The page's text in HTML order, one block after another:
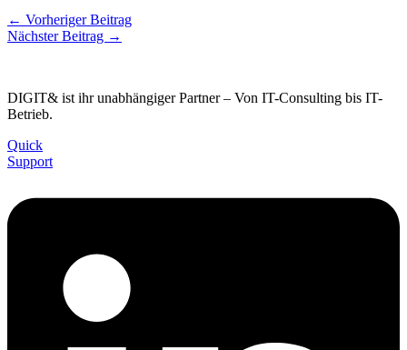
← Vorheriger Beitrag
Nächster Beitrag →
DIGIT& ist ihr unabhängiger Partner – Von IT-Consulting bis IT-
Betrieb.
Quick
Support